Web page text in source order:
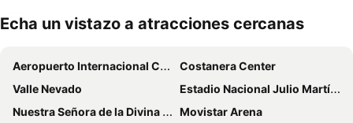
Echa un vistazo a atracciones cercanas
Aeropuerto Internacional Comodoro Arturo Merino Benítez
Costanera Center
Valle Nevado
Estadio Nacional Julio Martínez Prádanos
Nuestra Señora de la Divina Providencia
Movistar Arena